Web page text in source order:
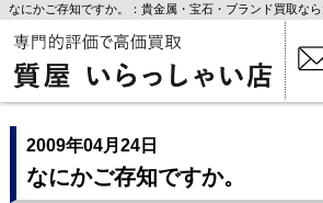
なにかご存知ですか。：貴金属・宝石・ブランド買取な
2009年04月24日
なにかご存知ですか。